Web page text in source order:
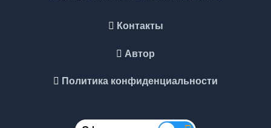
Контакты
Автор
Политика конфиденциальности